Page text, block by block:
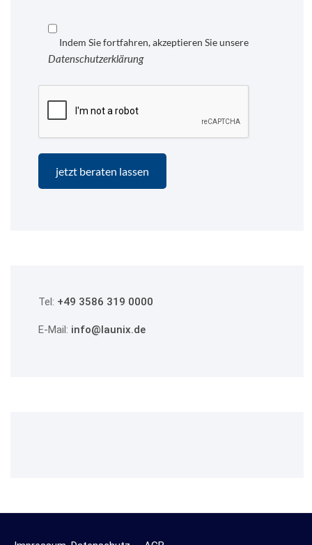
Indem Sie fortfahren, akzeptieren Sie unsere
Datenschutzerklärung
Tel: +49 3586 319 0000
E-Mail: info@launix.de